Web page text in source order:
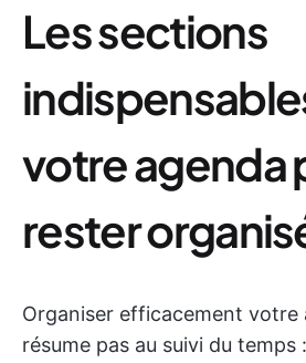
Les sections
votre agenda
rester
Organiser efficacement votre
résume pas au suivi du temps